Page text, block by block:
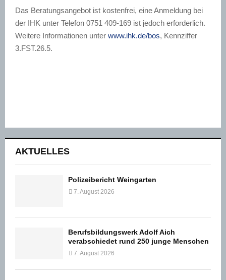
Das Beratungsangebot ist kostenfrei, eine Anmeldung bei
der IHK unter Telefon 0751 409-169 ist jedoch erforderlich.
Weitere Informationen unter www.ihk.de/bos, Kennziffer
3.FST.26.5.
AKTUELLES
Polizeibericht Weingarten
7. August 2026
Berufsbildungswerk Adolf Aich
verabschiedet rund 250 junge Menschen
7. August 2026